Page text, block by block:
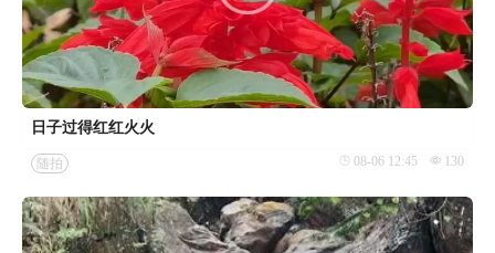
日子过得红红火火
随拍 08-06 12:45 130